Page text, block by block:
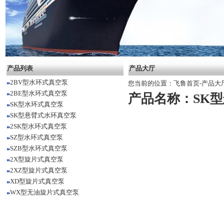
产品列表
2BV型水环式真空泵
2BE型水环式真空泵
SK型水环式真空泵
SK型悬臂式水环真空泵
2SK型水环式真空泵
SZ型水环式真空泵
SZB型水环式真空泵
2X型旋片式真空泵
2XZ型旋片式真空泵
XD型旋片式真空泵
WX型无油旋片式真空泵
产品大厅
您当前的位置： 飞鲁首页-产品大
产品名称： SK